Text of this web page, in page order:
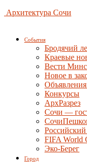
Архитектура Сочи
События
Бродячий
Краевые
Вести
Новое в
Конкурсы
АрхРазрез
Сочи —
FIFA World
Эко-Берег
Город